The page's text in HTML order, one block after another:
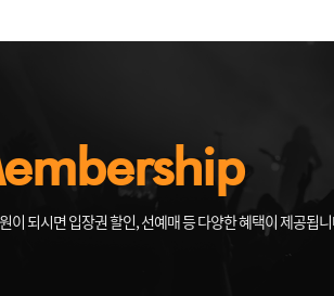
이 되시면 입장권 할인, 선예매 등 다양한 혜택이 제공됩